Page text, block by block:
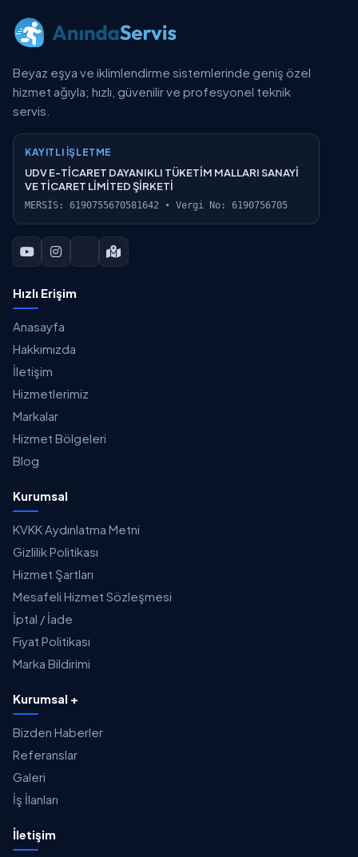
Beyaz eşya ve iklimlendirme sistemlerinde geniş özel
hizmet ağıyla; hızlı, güvenilir ve profesyonel teknik
servis.
KAYITLI İŞLETME
UDV E-TİCARET DAYANIKLI TÜKETİM MALLARI SANAYİ
VE TİCARET LİMİTED ŞİRKETİ
MERSİS: 6190755670581642 • Vergi No: 6190756705
Hızlı Erişim
Anasayfa
Hakkımızda
İletişim
Hizmetlerimiz
Markalar
Hizmet Bölgeleri
Blog
Kurumsal
KVKK Aydınlatma Metni
Gizlilik Politikası
Hizmet Şartları
Mesafeli Hizmet Sözleşmesi
İptal / İade
Fiyat Politikası
Marka Bildirimi
Kurumsal +
Bizden Haberler
Referanslar
Galeri
İş İlanları
İletişim